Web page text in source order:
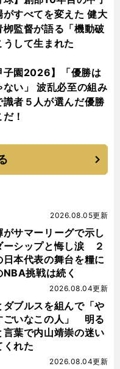
がすべてを変えた 健大
栁監督が語る「機動破
うして生まれた
子園2026】「優勝は
ない」 波乱必至の組み
識者５人が選んだ優勝
！
がサマーリーグで示し
ーシップと悔し涙 ２
日本代表の舞台を糧に
NBA挑戦は続く
2026.08.05更新
ダブルスを組んで「や
ごいなこの人」 明る
言葉で内山靖崇の迷い
くれた
2026.08.04更新
2026.08.04更新